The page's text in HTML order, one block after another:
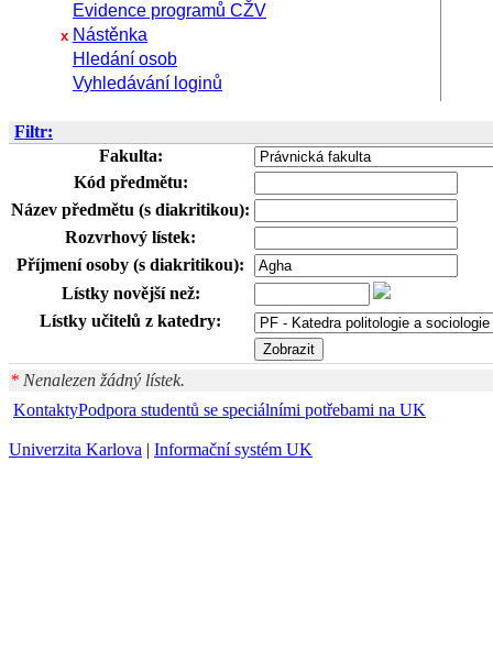
Evidence programů CŽV
x Nástěnka
Hledání osob
Vyhledávání loginů
Filtr:
Fakulta:
Kód předmětu:
Název předmětu (s diakritikou):
Rozvrhový lístek:
Příjmení osoby (s diakritikou):
Lístky novější než:
Lístky učitelů z katedry:
* Nenalezen žádný lístek.
KontaktyPodpora studentů se speciálními potřebami na UK
Univerzita Karlova | Informační systém UK